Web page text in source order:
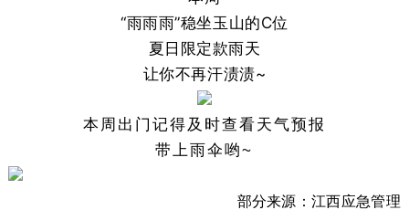
“雨雨雨”稳坐玉山的C位
夏日限定款雨天
让你不再汗渍渍~
本周出门记得及时查看天气预报
带上雨伞哟~
部分来源：江西应急管理